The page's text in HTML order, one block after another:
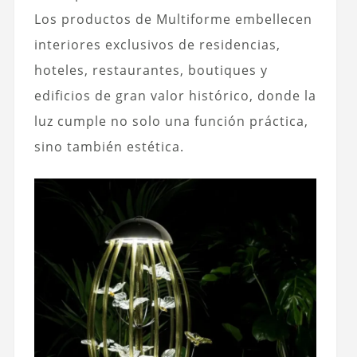
Los productos de Multiforme embellecen
interiores exclusivos de residencias,
hoteles, restaurantes, boutiques y
edificios de gran valor histórico, donde la
luz cumple no solo una función práctica,
sino también estética.